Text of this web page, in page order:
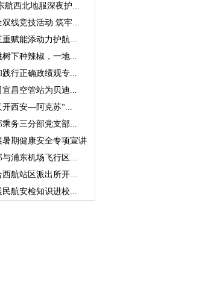
航西北地服深夜护...
线竞技活动 筑牢...
赋能添动力护航...
下种辣椒，一地...
行正确政绩观专...
昌空管站为贝迪...
开西安—阿克苏“...
务三分部党支部...
期健康安全专项宣讲
浦东机场飞行区...
航站区派出所开...
航安检知识进校...